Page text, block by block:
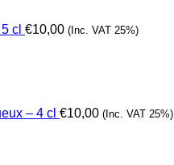
cl €10,00 (Inc. VAT 25%)
– 4 cl €10,00 (Inc. VAT 25%)